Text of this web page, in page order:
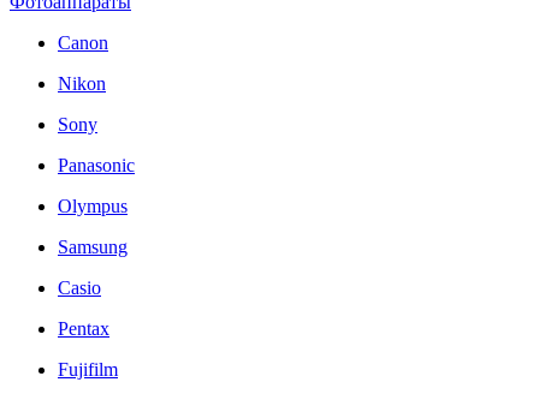
Canon
Nikon
Sony
Panasonic
Olympus
Samsung
Casio
Pentax
Fujifilm